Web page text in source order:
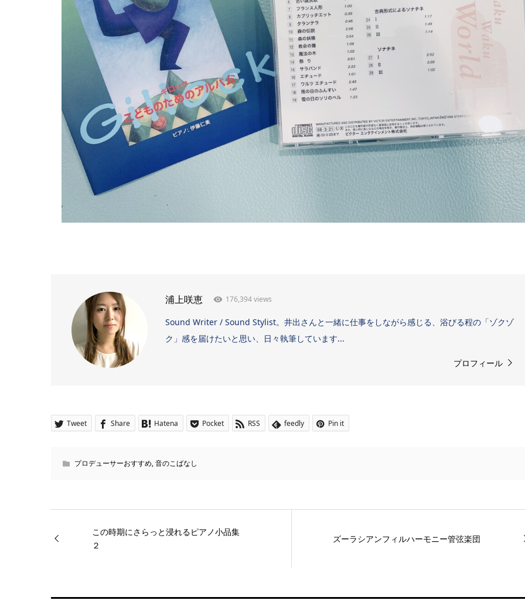
浦上咲恵 176,394 views
Sound Writer / Sound Stylist。井出さんと一緒に仕事をしながら感じる、浴びる程の「ゾクゾ
ク」感を届けたいと思い、日々執筆しています...
プロフィール
Tweet Share Hatena Pocket RSS feedly Pin it
プロデューサーおすすめ,音のこばなし
この時期にさらっと浸れるピアノ小品集
２
ズーラシアンフィルハーモニー管弦楽団